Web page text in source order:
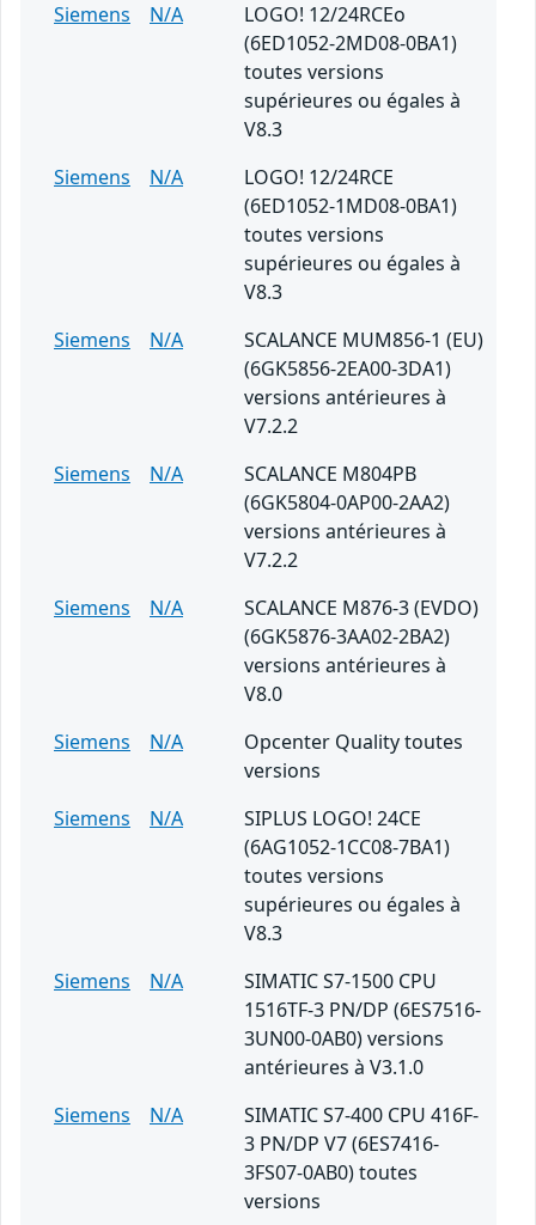
Siemens
N/A
LOGO! 12/24RCEo
(6ED1052-2MD08-0BA1)
toutes versions
supérieures ou égales à
V8.3
Siemens
N/A
LOGO! 12/24RCE
(6ED1052-1MD08-0BA1)
toutes versions
supérieures ou égales à
V8.3
Siemens
N/A
SCALANCE MUM856-1 (EU)
(6GK5856-2EA00-3DA1)
versions antérieures à
V7.2.2
Siemens
N/A
SCALANCE M804PB
(6GK5804-0AP00-2AA2)
versions antérieures à
V7.2.2
Siemens
N/A
SCALANCE M876-3 (EVDO)
(6GK5876-3AA02-2BA2)
versions antérieures à
V8.0
Siemens
N/A
Opcenter Quality toutes
versions
Siemens
N/A
SIPLUS LOGO! 24CE
(6AG1052-1CC08-7BA1)
toutes versions
supérieures ou égales à
V8.3
Siemens
N/A
SIMATIC S7-1500 CPU
1516TF-3 PN/DP (6ES7516-
3UN00-0AB0) versions
antérieures à V3.1.0
Siemens
N/A
SIMATIC S7-400 CPU 416F-
3 PN/DP V7 (6ES7416-
3FS07-0AB0) toutes
versions